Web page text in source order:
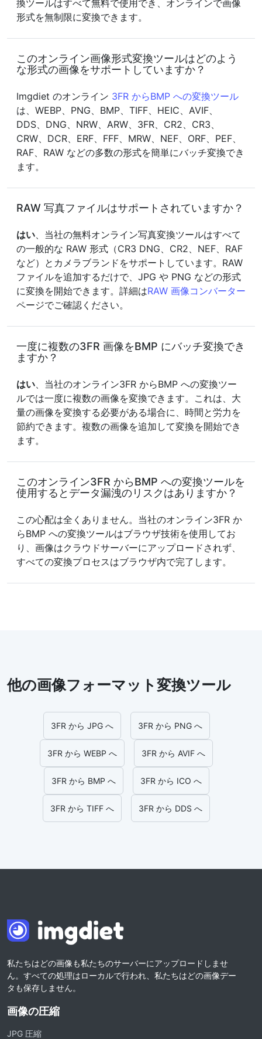
換ツールはすべて無料で使用でき、オンラインで画像
形式を無制限に変換できます。
このオンライン画像形式変換ツールはどのよう
な形式の画像をサポートしていますか？
Imgdiet のオンライン 3FR からBMP への変換ツール
は、WEBP、PNG、BMP、TIFF、HEIC、AVIF、
DDS、DNG、NRW、ARW、3FR、CR2、CR3、
CRW、DCR、ERF、FFF、MRW、NEF、ORF、PEF、
RAF、RAW などの多数の形式を簡単にバッチ変換でき
ます。
RAW 写真ファイルはサポートされていますか？
はい、当社の無料オンライン写真変換ツールはすべて
の一般的な RAW 形式（CR3 DNG、CR2、NEF、RAF
など）とカメラブランドをサポートしています。RAW
ファイルを追加するだけで、JPG や PNG などの形式
に変換を開始できます。詳細はRAW 画像コンバーター
ページでご確認ください。
一度に複数の3FR 画像をBMP にバッチ変換でき
ますか？
はい、当社のオンライン3FR からBMP への変換ツー
ルでは一度に複数の画像を変換できます。これは、大
量の画像を変換する必要がある場合に、時間と労力を
節約できます。複数の画像を追加して変換を開始でき
ます。
このオンライン3FR からBMP への変換ツールを
使用するとデータ漏洩のリスクはありますか？
この心配は全くありません。当社のオンライン3FR か
らBMP への変換ツールはブラウザ技術を使用してお
り、画像はクラウドサーバーにアップロードされず、
すべての変換プロセスはブラウザ内で完了します。
他の画像フォーマット変換ツール
3FR から JPG へ 3FR から PNG へ
3FR から WEBP へ 3FR から AVIF へ
3FR から BMP へ 3FR から ICO へ
3FR から TIFF へ 3FR から DDS へ
私たちはどの画像も私たちのサーバーにアップロードしませ
ん。すべての処理はローカルで行われ、私たちはどの画像デー
タも保存しません。
画像の圧縮
JPG 圧縮